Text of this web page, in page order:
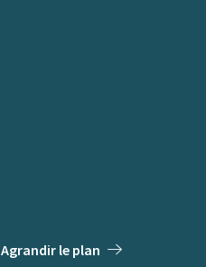
Agrandir le plan